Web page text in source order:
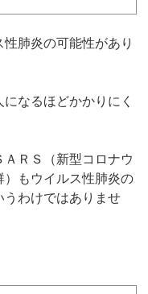
肺炎の可能性があり
なるほどかかりにく
ＲＳ（新型コロナウ
もウイルス性肺炎の
うわけではありませ